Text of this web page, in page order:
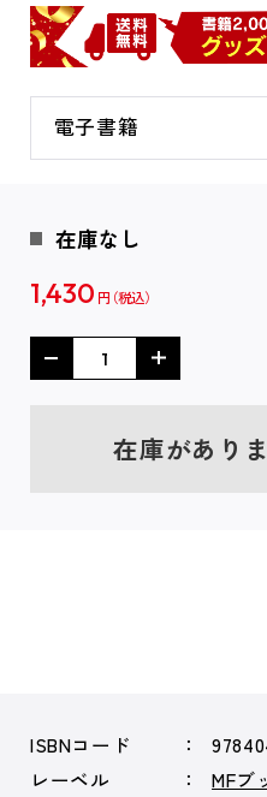
電子書籍
在庫なし
1,430 円
在庫があり
ISBNコード
レーベル
MFブ